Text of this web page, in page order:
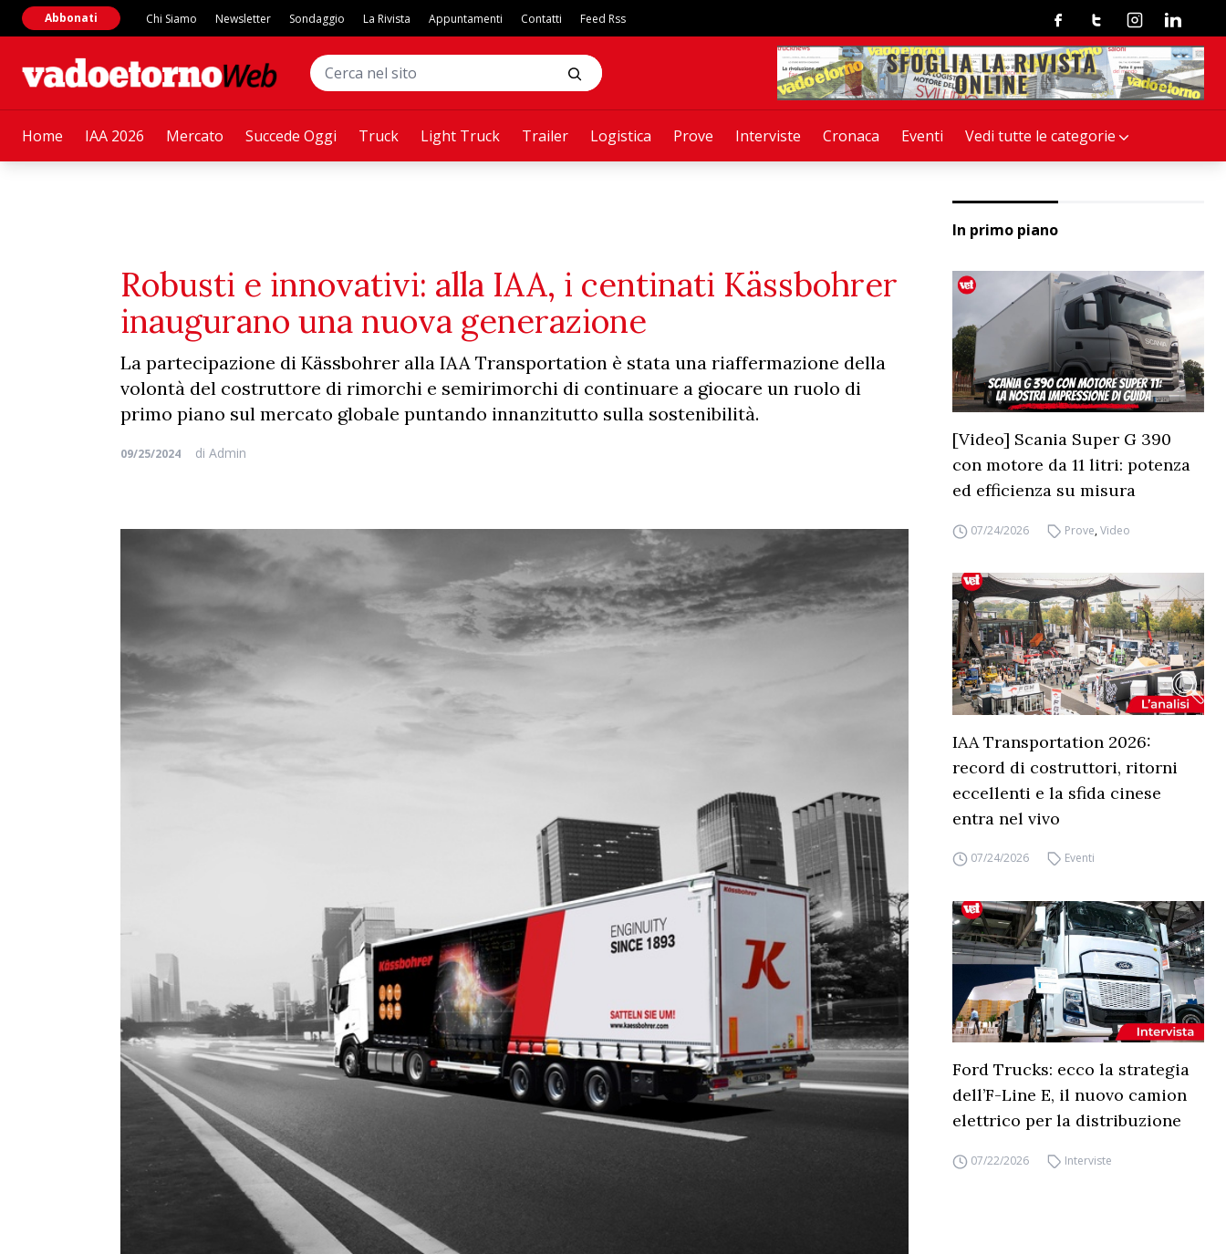
Home IAA 2026 Mercato Succede Oggi Truck Light Truck Trailer Logistica Prove Interviste Cronaca Eventi Vedi tutte le categorie
Abbonati Chi Siamo Newsletter Sondaggio La Rivista Appuntamenti Contatti Feed Rss FacebookTwitterInstagramLinkedin
Robusti e innovativi: alla IAA, i centinati Kässbohrer
inaugurano una nuova generazione
La partecipazione di Kässbohrer alla IAA Transportation è stata una riaffermazione della
volontà del costruttore di rimorchi e semirimorchi di continuare a giocare un ruolo di
primo piano sul mercato globale puntando innanzitutto sulla sostenibilità.
09/25/2024 di Admin
In primo piano
[Video] Scania Super G 390
con motore da 11 litri: potenza
ed efficienza su misura
07/24/2026 Prove,Video
IAA Transportation 2026:
record di costruttori, ritorni
eccellenti e la sfida cinese
entra nel vivo
07/24/2026 Eventi
Ford Trucks: ecco la strategia
dell’F-Line E, il nuovo camion
elettrico per la distribuzione
07/22/2026 Interviste